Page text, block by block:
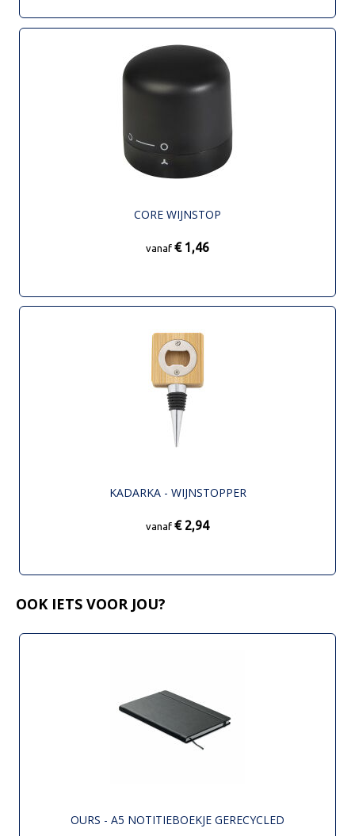
CORE WIJNSTOP
vanaf € 1,46
KADARKA - WIJNSTOPPER
vanaf € 2,94
OOK IETS VOOR JOU?
OURS - A5 NOTITIEBOEKJE GERECYCLED